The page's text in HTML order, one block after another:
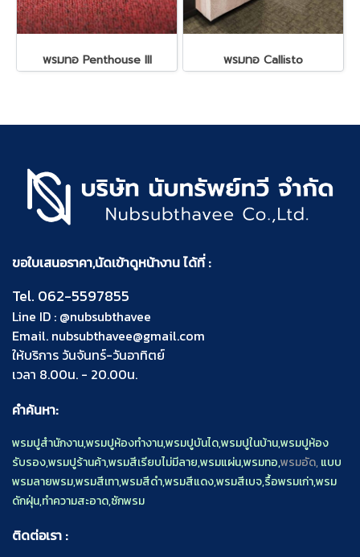
พรมทอ Penthouse III พรมทอ Callisto
ขอใบเสนอราคา,นัดเข้าดูหน้างาน ได้ที่ :
Tel. 062-5597855
Line ID : @nubsubthavee
Email. nubsubthavee@gmail.com
ให้บริการ วันจันทร์-วันอาทิตย์
เวลา 8.00น. - 20.00น.
คำค้นหา:
พรมปูสำนักงาน,พรมปูห้องทำงาน,พรมปูบันได,พรมปูในบ้าน,พรมปูห้อง
รับรอง,พรมปูร้านค้า,พรมสีเรียบไม่มีลาย,พรมแผ่น,พรมทอ,พรมอัด,แบบ
พรมลายพรม,พรมสีเทา,พรมสีดำ,พรมสีแดง,พรมสีเบจ,รื้อพรมเก่า,พรม
ดักฝุ่น,ทำความสะอาด,ซักพรม
ติดต่อเรา :